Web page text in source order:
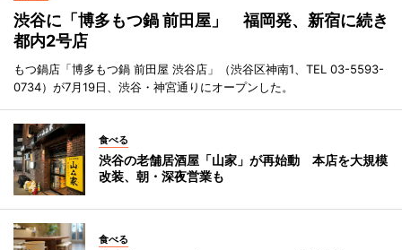
渋谷に「博多もつ鍋 前田屋」 福岡発、新宿に続き
都内2号店
もつ鍋店「博多もつ鍋 前田屋 渋谷店」（渋谷区神南1、TEL 03-5593-
0734）が7月19日、渋谷・神宮通りにオープンした。
食べる
渋谷の老舗居酒屋「山家」が再始動 本店を大規模
改装、朝・深夜営業も
食べる